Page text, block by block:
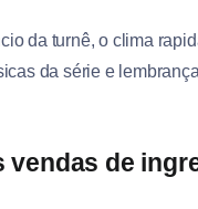
da turnê, o clima
da série e
vendas de